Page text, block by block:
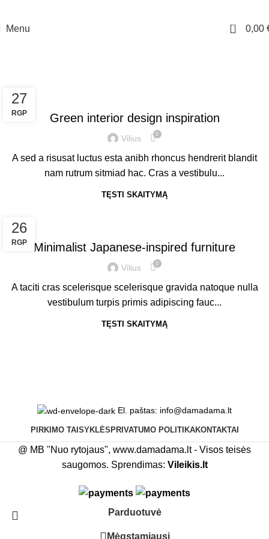
Menu 0 0,00
27
RGP
INSPIRATION
Green interior design inspiration
Vilius 0
A sed a risusat luctus esta anibh rhoncus hendrerit blandit
nam rutrum sitmiad hac. Cras a vestibulu...
TĘSTI SKAITYMĄ
26
RGP
INSPIRATION
Minimalist Japanese-inspired furniture
Vilius 0
A taciti cras scelerisque scelerisque gravida natoque nulla
vestibulum turpis primis adipiscing fauc...
TĘSTI SKAITYMĄ
El. paštas: info@damadama.lt
PIRKIMO TAISYKLĖS PRIVATUMO POLITIKAKONTAKTAI
@ MB "Nuo rytojaus", www.damadama.lt - Visos teisės
saugomos. Sprendimas: Vileikis.lt
Parduotuvė
Mėgstamiausi